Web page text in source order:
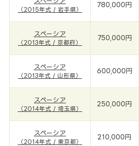
（2015年式 / 岩手県）
780,000円
スペーシア
（2013年式 / 京都府）
750,000円
スペーシア
（2013年式 / 山形県）
600,000円
スペーシア
（2014年式 / 埼玉県）
250,000円
スペーシア
（2014年式 / 東京都）
210,000円